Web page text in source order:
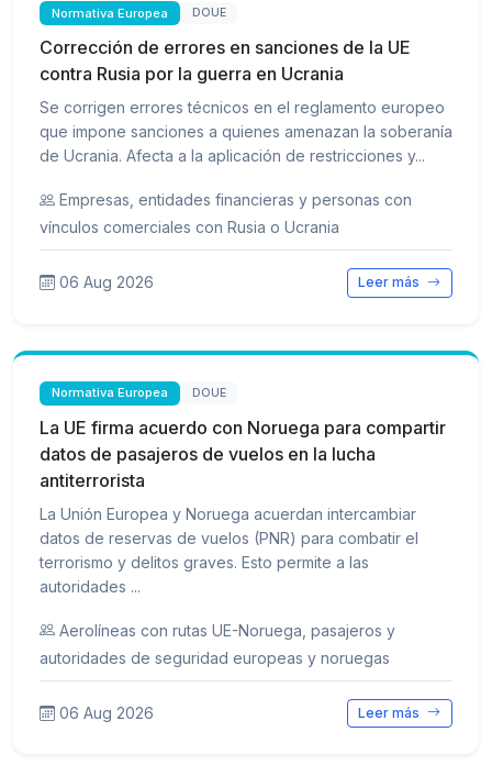
Normativa Europea DOUE
Corrección de errores en sanciones de la UE
contra Rusia por la guerra en Ucrania
Se corrigen errores técnicos en el reglamento europeo
que impone sanciones a quienes amenazan la soberanía
de Ucrania. Afecta a la aplicación de restricciones y...
Empresas, entidades financieras y personas con
vínculos comerciales con Rusia o Ucrania
06 Aug 2026 Leer más
Normativa Europea DOUE
La UE firma acuerdo con Noruega para compartir
datos de pasajeros de vuelos en la lucha
antiterrorista
La Unión Europea y Noruega acuerdan intercambiar
datos de reservas de vuelos (PNR) para combatir el
terrorismo y delitos graves. Esto permite a las
autoridades ...
Aerolíneas con rutas UE-Noruega, pasajeros y
autoridades de seguridad europeas y noruegas
06 Aug 2026 Leer más